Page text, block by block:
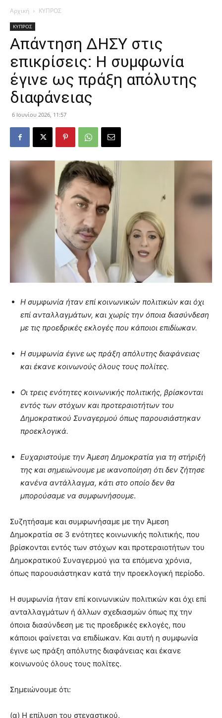
Αρχική ΚΥΠΡΟΣ
ΚΥΠΡΟΣ
Απάντηση ΔΗΣΥ στις
επικρίσεις: Η συμφωνία
έγινε ως πράξη απόλυτης
διαφάνειας
6 Ιουνίου 2026, 11:57
Η συμφωνία ήταν επί κοινωνικών πολιτικών και όχι
επί ανταλλαγμάτων, και χωρίς την όποια διασύνδεση
με τις προεδρικές εκλογές που κάποιοι επιδίωκαν.
Η συμφωνία έγινε ως πράξη απόλυτης διαφάνειας
και έκανε κοινωνούς όλους τους πολίτες.
Οι τρεις ενότητες κοινωνικής πολιτικής, βρίσκονται
εντός των στόχων και προτεραιοτήτων του
Δημοκρατικού Συναγερμού όπως παρουσιάστηκαν
προεκλογικά.
Ευχαριστούμε την Άμεση Δημοκρατία για τη στήριξή
της και σημειώνουμε με ικανοποίηση ότι δεν ζήτησε
κανένα αντάλλαγμα, κάτι στο οποίο δεν θα
μπορούσαμε να συμφωνήσουμε.
Συζητήσαμε και συμφωνήσαμε με την Άμεση
Δημοκρατία σε 3 ενότητες κοινωνικής πολιτικής, που
βρίσκονται εντός των στόχων και προτεραιοτήτων του
Δημοκρατικού Συναγερμού για τα επόμενα χρόνια,
όπως παρουσιάστηκαν κατά την προεκλογική περίοδο.
Η συμφωνία ήταν επί κοινωνικών πολιτικών και όχι επί
ανταλλαγμάτων ή άλλων σχεδιασμών όπως πχ την
όποια διασύνδεση με τις προεδρικές εκλογές, που
κάποιοι φαίνεται να επιδίωκαν. Και αυτή η συμφωνία
έγινε ως πράξη απόλυτης διαφάνειας και έκανε
κοινωνούς όλους τους πολίτες.
Σημειώνουμε ότι:
(α) Η επίλυση του στεγαστικού,